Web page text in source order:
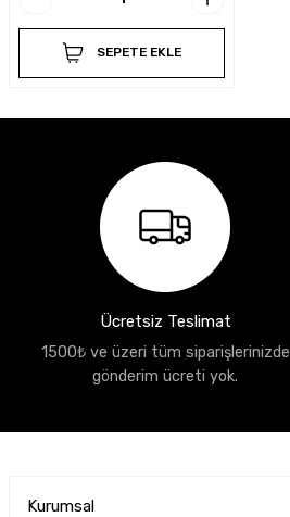
SEPETE EKLE
Ücretsiz Teslimat
1500₺ ve üzeri tüm siparişlerinizde
gönderim ücreti yok.
Kurumsal